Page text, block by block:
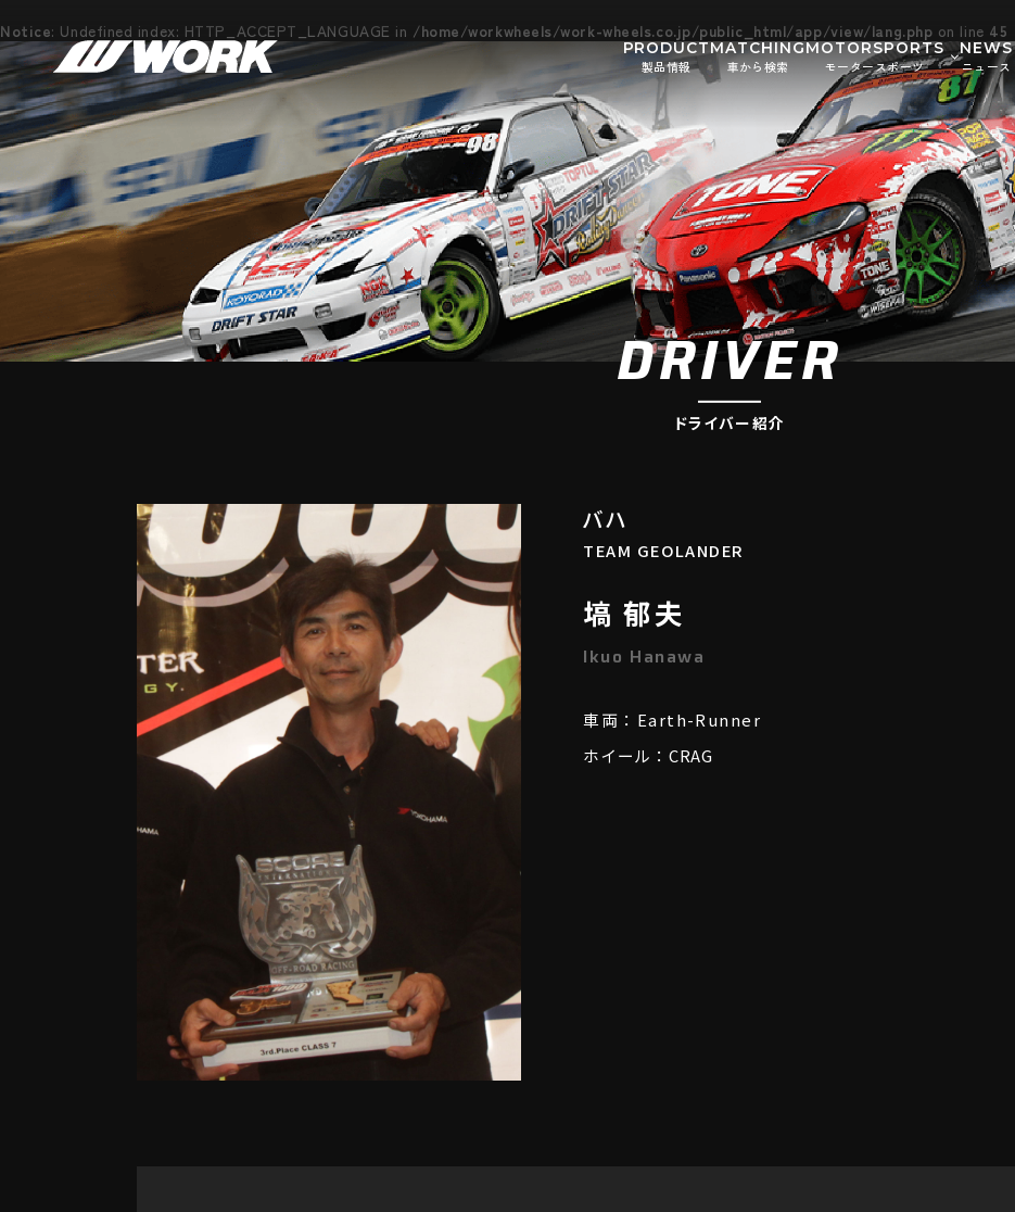
Notice: Undefined index: HTTP_ACCEPT_LANGUAGE in /home/workwheels/work-wheels.co.jp/public_html/app/view/lang.php on line 45
PRODUCT
製品情報
MATCHING
車から検索
MOTORSPORTS
モータースポーツ
DIRT TRIAL
SUPER GT
Rally
GR86/BRZ Cup
D1 GRAND PRIX
BAJA
AXCR
NEWS
ニュース
お知らせ
イベント情報
DRIVER
ドライバー紹介
バハ
TEAM GEOLANDER
塙 郁夫
Ikuo Hanawa
車両：Earth-Runner
ホイール： CRAG